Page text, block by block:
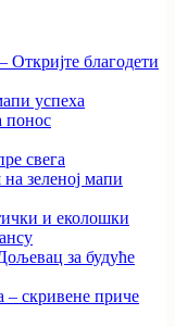
благодети
успеха
понос
свега
зеленој мапи
и еколошки
за будуће
– скривене приче